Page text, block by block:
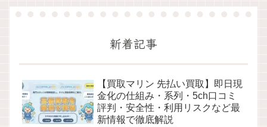
新着記事
【買取マリン 先払い買取】即日現
金化の仕組み・系列・5ch口コミ
評判・安全性・利用リスクなど最
新情報で徹底解説